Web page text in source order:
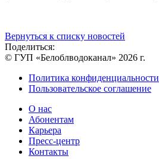
Вернуться к списку новостей
Поделиться:
© ГУП «Белоблводоканал» 2026 г.
Политика конфиденциальности
Пользовательское соглашение
О нас
Абонентам
Карьера
Пресс-центр
Контакты